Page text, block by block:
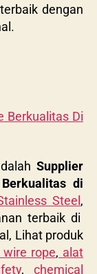
dengan
Berkualitas Di
Supplier
di
Steel ,
terbaik di
Lihat produk
wire rope, alat
, chemical